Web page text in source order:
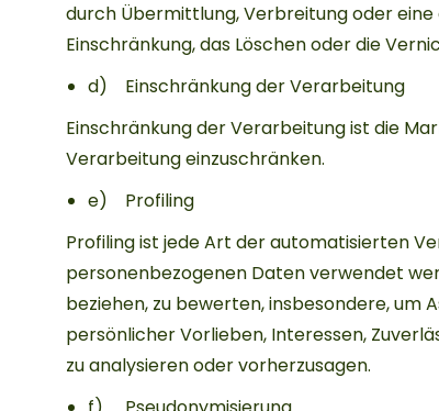
durch Übermittlung, Verbreitung oder
Einschränkung, das Löschen oder die
d) Einschränkung der Verarbeitung
Einschränkung der Verarbeitung ist die
Verarbeitung einzuschränken.
e) Profiling
Profiling ist jede Art der automatisierten
personenbezogenen Daten verwendet
beziehen, zu bewerten, insbesondere, um
persönlicher Vorlieben, Interessen,
zu analysieren oder vorherzusagen.